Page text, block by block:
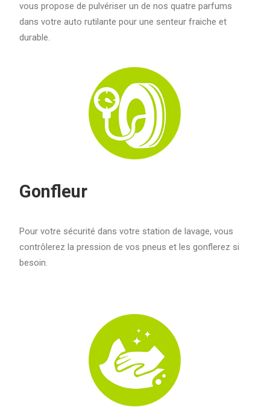
vous propose de pulvériser un de nos quatre parfums
dans votre auto rutilante pour une senteur fraiche et
durable.
Gonfleur
Pour votre sécurité dans votre station de lavage, vous
contrôlerez la pression de vos pneus et les gonflerez si
besoin.